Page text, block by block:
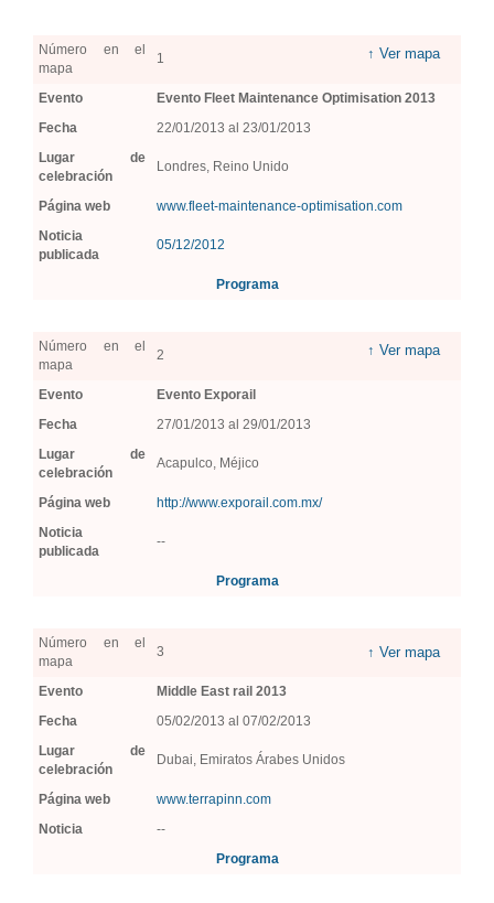
Número en el
mapa
1 ↑ Ver mapa
Evento
Evento Fleet Maintenance Optimisation 2013
Fecha
22/01/2013 al 23/01/2013
Lugar de
celebración
Londres, Reino Unido
Página web
www.fleet-maintenance-optimisation.com
Noticia
publicada
05/12/2012
Programa
Número en el
mapa
2 ↑ Ver mapa
Evento
Evento Exporail
Fecha
27/01/2013 al 29/01/2013
Lugar de
celebración
Acapulco, Méjico
Página web
http://www.exporail.com.mx/
Noticia
publicada
--
Programa
Número en el
mapa
3 ↑ Ver mapa
Evento
Middle East rail 2013
Fecha
05/02/2013 al 07/02/2013
Lugar de
celebración
Dubai, Emiratos Árabes Unidos
Página web
www.terrapinn.com
Noticia
--
Programa